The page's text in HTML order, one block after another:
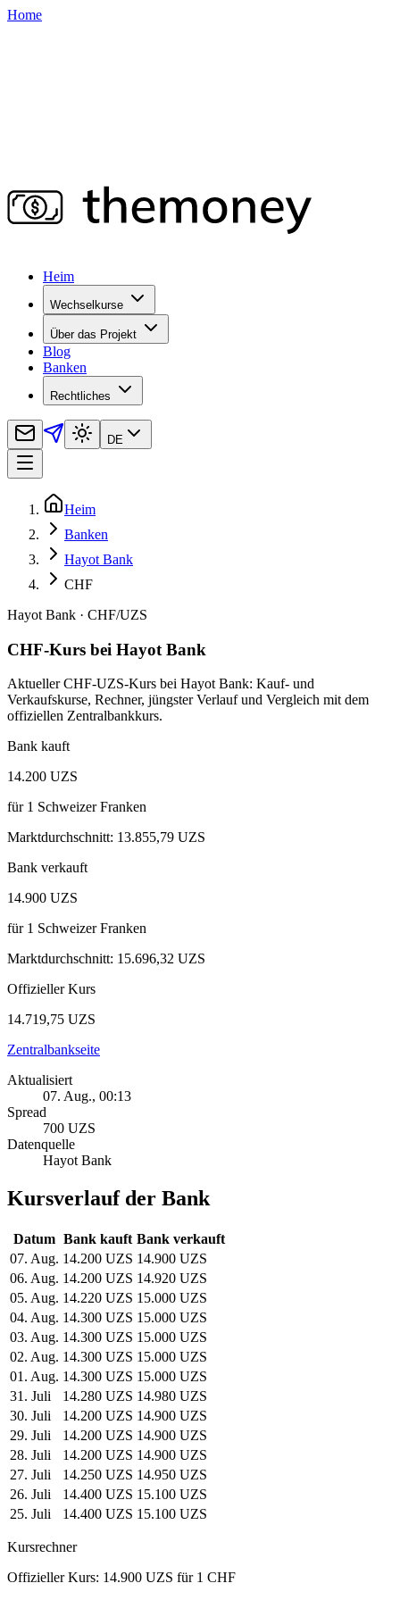
Home
Heim
Wechselkurse
Über das Projekt
Blog
Banken
Rechtliches
DE
Heim
Banken
Hayot Bank
CHF
Hayot Bank · CHF/UZS
CHF-Kurs bei Hayot Bank
Aktueller CHF-UZS-Kurs bei Hayot Bank: Kauf- und
Verkaufskurse, Rechner, jüngster Verlauf und Vergleich mit dem
offiziellen Zentralbankkurs.
Bank kauft
14.200 UZS
für1 Schweizer Franken
Marktdurchschnitt: 13.855,79 UZS
Bank verkauft
14.900 UZS
für1 Schweizer Franken
Marktdurchschnitt: 15.696,32 UZS
Offizieller Kurs
14.719,75 UZS
Zentralbankseite
Aktualisiert
07. Aug., 00:13
Spread
700 UZS
Datenquelle
Hayot Bank
Kursverlauf der Bank
Datum Bank kauft Bank verkauft
07. Aug. 14.200 UZS 14.900 UZS
06. Aug. 14.200 UZS 14.920 UZS
05. Aug. 14.220 UZS 15.000 UZS
04. Aug. 14.300 UZS 15.000 UZS
03. Aug. 14.300 UZS 15.000 UZS
02. Aug. 14.300 UZS 15.000 UZS
01. Aug. 14.300 UZS 15.000 UZS
31. Juli
14.280 UZS 14.980 UZS
30. Juli
14.200 UZS 14.900 UZS
29. Juli
14.200 UZS 14.900 UZS
28. Juli
14.200 UZS 14.900 UZS
27. Juli
14.250 UZS 14.950 UZS
26. Juli
14.400 UZS 15.100 UZS
25. Juli
14.400 UZS 15.100 UZS
Kursrechner
Offizieller Kurs: 14.900 UZS für 1 CHF